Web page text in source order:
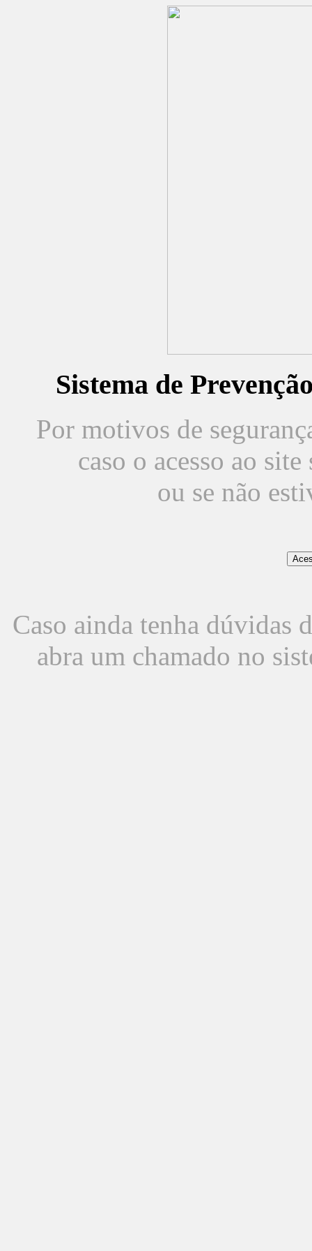
Sistema de
Por motivos de
caso o acesso ao
ou se não
Caso ainda tenha dúvidas
abra um chamado no